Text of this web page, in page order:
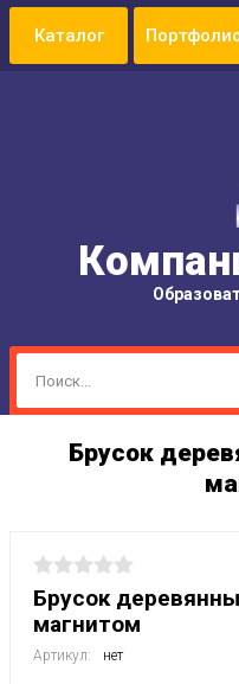
Брусок
Брусок
магнитом
Артикул: нет